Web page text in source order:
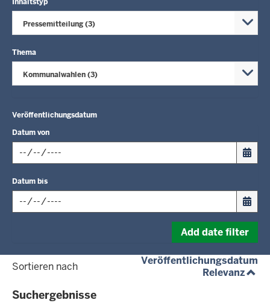
Pressemitteilung (3)
Thema
Kommunalwahlen (3)
Veröffentlichungsdatum
Datum von
date
format:
Datum bis
format:
Add date filter
Sortieren nach Veröffentlichungsdatum
Relevanz
Suchergebnisse